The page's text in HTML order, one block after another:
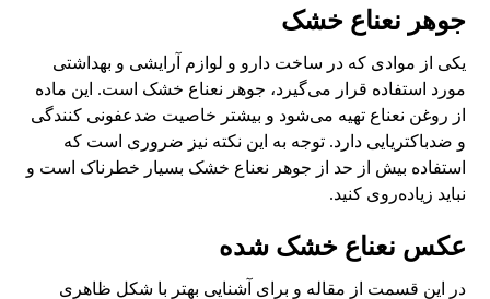
جوهر نعناع خشک
یکی از موادی که در ساخت دارو و لوازم آرایشی و بهداشتی
مورد استفاده قرار می‌گیرد، جوهر نعناع خشک است. این ماده
از روغن نعناع تهیه می‌شود و بیشتر خاصیت ضدعفونی کنندگی
و ضدباکتریایی دارد. توجه به این نکته نیز ضروری است که
استفاده بیش از حد از جوهر نعناع خشک بسیار خطرناک است و
نباید زیاده‌روی کنید.
عکس نعناع خشک شده
در این قسمت از مقاله و برای آشنایی بهتر با شکل ظاهری